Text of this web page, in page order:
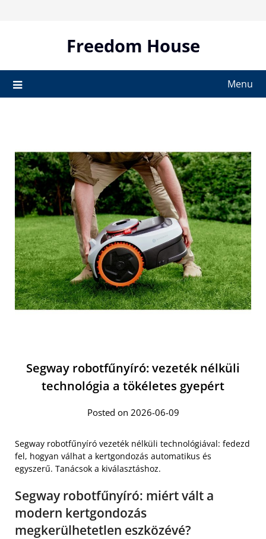
Freedom House
Menu
Segway robotfűnyíró: vezeték nélküli
technológia a tökéletes gyepért
Posted on 2026-06-09
Segway robotfűnyíró vezeték nélküli technológiával: fedezd
fel, hogyan válhat a kertgondozás automatikus és
egyszerű. Tanácsok a kiválasztáshoz.
Segway robotfűnyíró: miért vált a
modern kertgondozás
megkerülhetetlen eszközévé?